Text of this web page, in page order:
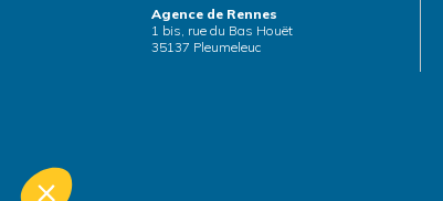
Agence de Rennes
1 bis, rue du Bas Houët
35137 Pleumeleuc